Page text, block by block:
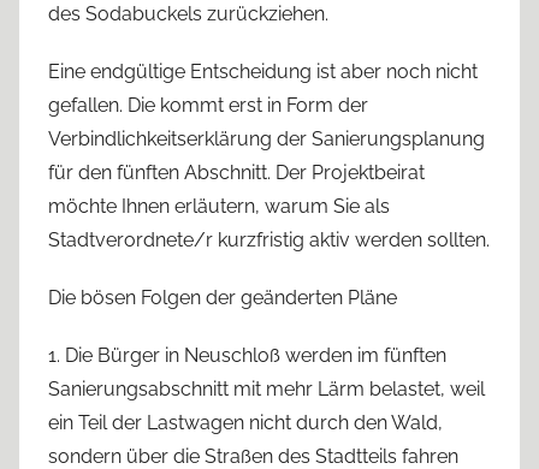
des Sodabuckels zurückziehen.
Eine endgültige Entscheidung ist aber noch nicht
gefallen. Die kommt erst in Form der
Verbindlichkeitserklärung der Sanierungsplanung
für den fünften Abschnitt. Der Projektbeirat
möchte Ihnen erläutern, warum Sie als
Stadtverordnete/r kurzfristig aktiv werden sollten.
Die bösen Folgen der geänderten Pläne
1. Die Bürger in Neuschloß werden im fünften
Sanierungsabschnitt mit mehr Lärm belastet, weil
ein Teil der Lastwagen nicht durch den Wald,
sondern über die Straßen des Stadtteils fahren